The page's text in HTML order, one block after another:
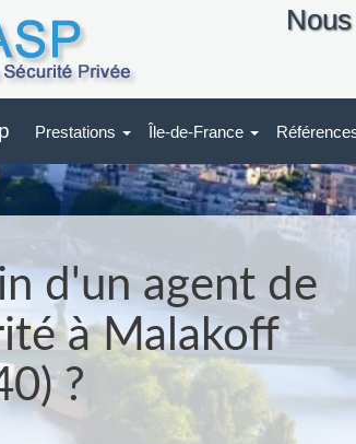
Prestations Île-de-France
d'un agent de
à Malakoff
?